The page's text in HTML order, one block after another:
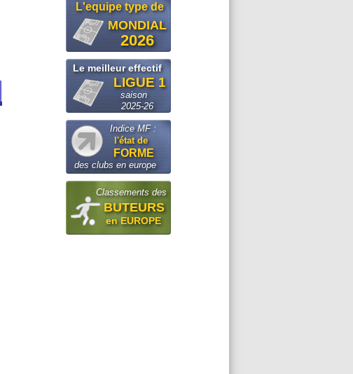
L'equipe type de
MONDIAL
2026
Le meilleur effectif
LIGUE 1
saison
2025-26
Indice MF :
l'état de
FORME
des clubs en europe
Classements des
BUTEURS
en EUROPE